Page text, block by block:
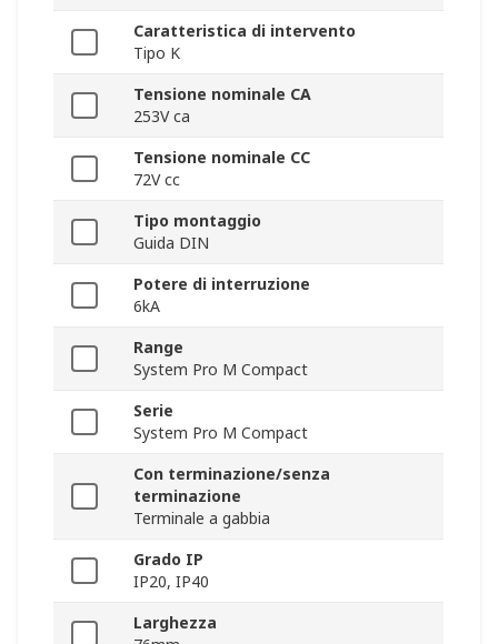
Caratteristica di intervento
Tipo K
Tensione nominale CA
253V ca
Tensione nominale CC
72V cc
Tipo montaggio
Guida DIN
Potere di interruzione
6kA
Range
System Pro M Compact
Serie
System Pro M Compact
Con terminazione/senza
terminazione
Terminale a gabbia
Grado IP
IP20, IP40
Larghezza